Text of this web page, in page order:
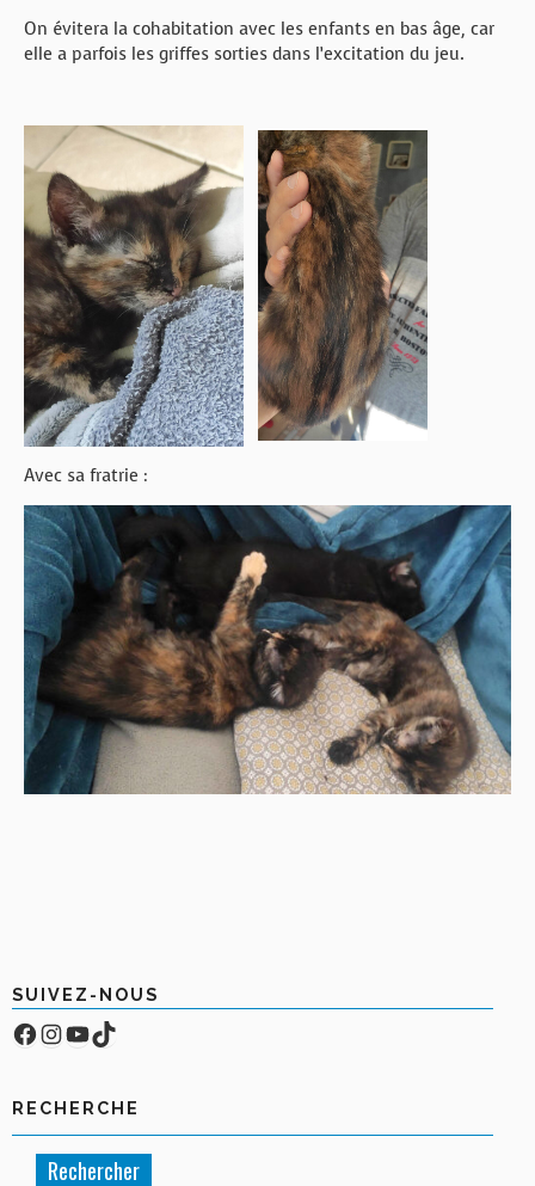
On évitera la cohabitation avec les enfants en bas âge, car
elle a parfois les griffes sorties dans l’excitation du jeu.
Avec sa fratrie :
SUIVEZ-NOUS
Facebook
Compte Instagram
YouTube
TikTok
RECHERCHE
Rechercher :